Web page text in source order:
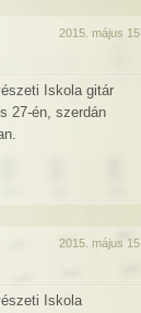
2015. május 15.
Iskola gitár
27-én, szerdán
2015. május 15.
Iskola